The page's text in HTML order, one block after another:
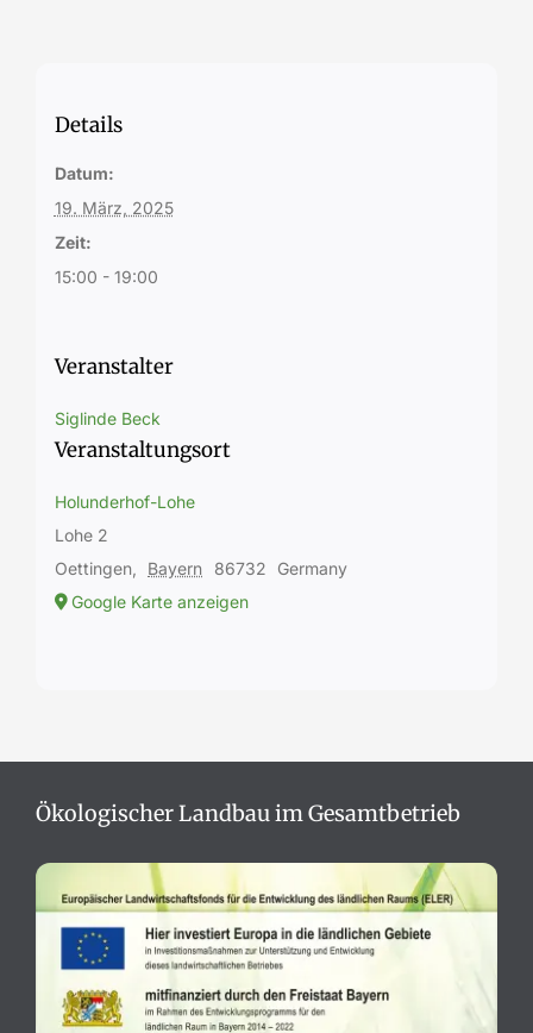
Details
Datum:
19. März, 2025
Zeit:
15:00 - 19:00
Veranstaltungsort
Holunderhof-Lohe
Lohe 2
Oettingen, Bayern 86732
Germany
Google Karte anzeigen
Veranstalter
Siglinde Beck
Ökologischer Landbau im Gesamtbetrieb